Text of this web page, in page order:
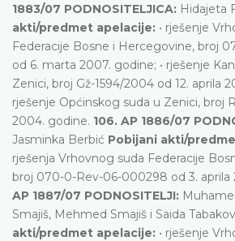
1883/07 PODNOSITELJICA: Hidajeta
akti/predmet apelacije: • rješenje
Federacije Bosne i Hercegovine, broj
od 6. marta 2007. godine; • rješenje
Zenici, broj Gž-1594/2004 od 12. aprila
rješenje Općinskog suda u Zenici, broj
2004. godine. 106. AP 1886/07
Jasminka Berbić Pobijani akti/
rješenja Vrhovnog suda Federacije
broj 070-0-Rev-06-000298 od 3. aprila
AP 1887/07 PODNOSITELJI:
Smajiš, Mehmed Smajiš i Saida
akti/predmet apelacije: • rješenje